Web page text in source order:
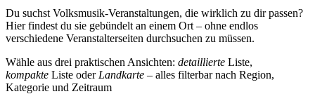
Du suchst Volksmusik-Veranstaltungen, die wirklich zu dir passen?
Hier findest du sie gebündelt an einem Ort – ohne endlos
verschiedene Veranstalterseiten durchsuchen zu müssen.
Wähle aus drei praktischen Ansichten: detaillierte Liste,
kompakte Liste oder Landkarte – alles filterbar nach Region,
Kategorie und Zeitraum